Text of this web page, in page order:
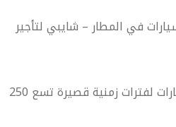
في المطار – شايبي لتأجير
تتوفر مواقف مكشوفة للسيارات لفترات زمنية قصيرة تسع 250